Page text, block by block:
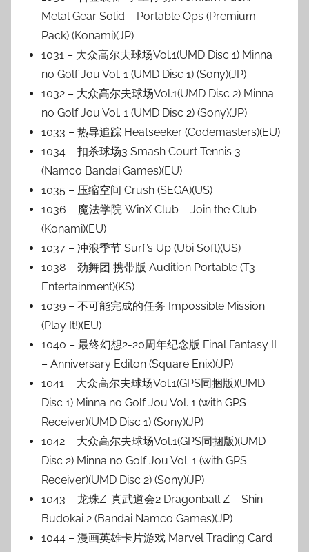
Metal Gear Solid – Portable Ops (Premium
Pack) (Konami)(JP)
1031 – 大众高尔夫球场Vol.1(UMD Disc 1) Minna
no Golf Jou Vol. 1 (UMD Disc 1) (Sony)(JP)
1032 – 大众高尔夫球场Vol.1(UMD Disc 2) Minna
no Golf Jou Vol. 1 (UMD Disc 2) (Sony)(JP)
1033 – 热导追踪 Heatseeker (Codemasters)(EU)
1034 – 扣杀球场3 Smash Court Tennis 3
(Namco Bandai Games)(EU)
1035 – 压缩空间 Crush (SEGA)(US)
1036 – 魔法学院 WinX Club – Join the Club
(Konami)(EU)
1037 – 冲浪季节 Surf’s Up (Ubi Soft)(US)
1038 – 劲舞团 携带版 Audition Portable (T3
Entertainment)(KS)
1039 – 不可能完成的任务 Impossible Mission
(Play It!)(EU)
1040 – 最终幻想2-20周年纪念版 Final Fantasy II
– Anniversary Editon (Square Enix)(JP)
1041 – 大众高尔夫球场Vol.1(GPS同捆版)(UMD
Disc 1) Minna no Golf Jou Vol. 1 (with GPS
Receiver)(UMD Disc 1) (Sony)(JP)
1042 – 大众高尔夫球场Vol.1(GPS同捆版)(UMD
Disc 2) Minna no Golf Jou Vol. 1 (with GPS
Receiver)(UMD Disc 2) (Sony)(JP)
1043 – 龙珠Z-真武道会2 Dragonball Z – Shin
Budokai 2 (Bandai Namco Games)(JP)
1044 – 漫画英雄卡片游戏 Marvel Trading Card